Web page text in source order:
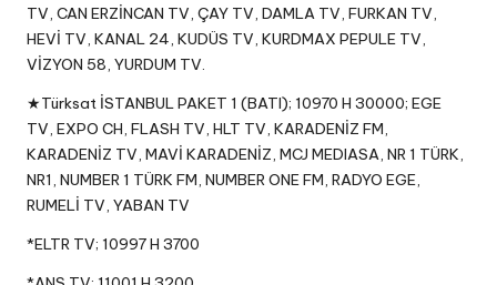
TV, CAN ERZİNCAN TV, ÇAY TV, DAMLA TV, FURKAN TV,
HEVİ TV, KANAL 24, KUDÜS TV, KURDMAX PEPULE TV,
VİZYON 58, YURDUM TV.
★Türksat İSTANBUL PAKET 1 (BATI); 10970 H 30000; EGE
TV, EXPO CH, FLASH TV, HLT TV, KARADENİZ FM,
KARADENİZ TV, MAVİ KARADENİZ, MCJ MEDIASA, NR 1 TÜRK,
NR1, NUMBER 1 TÜRK FM, NUMBER ONE FM, RADYO EGE,
RUMELİ TV, YABAN TV
*ELTR TV; 10997 H 3700